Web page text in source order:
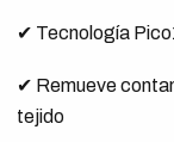
✔ Tecnología
✔ Remueve
tejido